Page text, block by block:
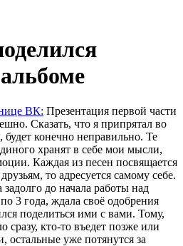
ВК: Презентация первой части
Сказать, что я припрятал во
будет конечно неправильно. Те
хранят в себе мои мысли,
Каждая из песен посвящается
то адресуется самому себе.
до начала работы над
3 года, ждала своё одобрения
поделиться ими с вами. Тому,
сразу, кто-то въедет позже или
остальные уже потянутся за